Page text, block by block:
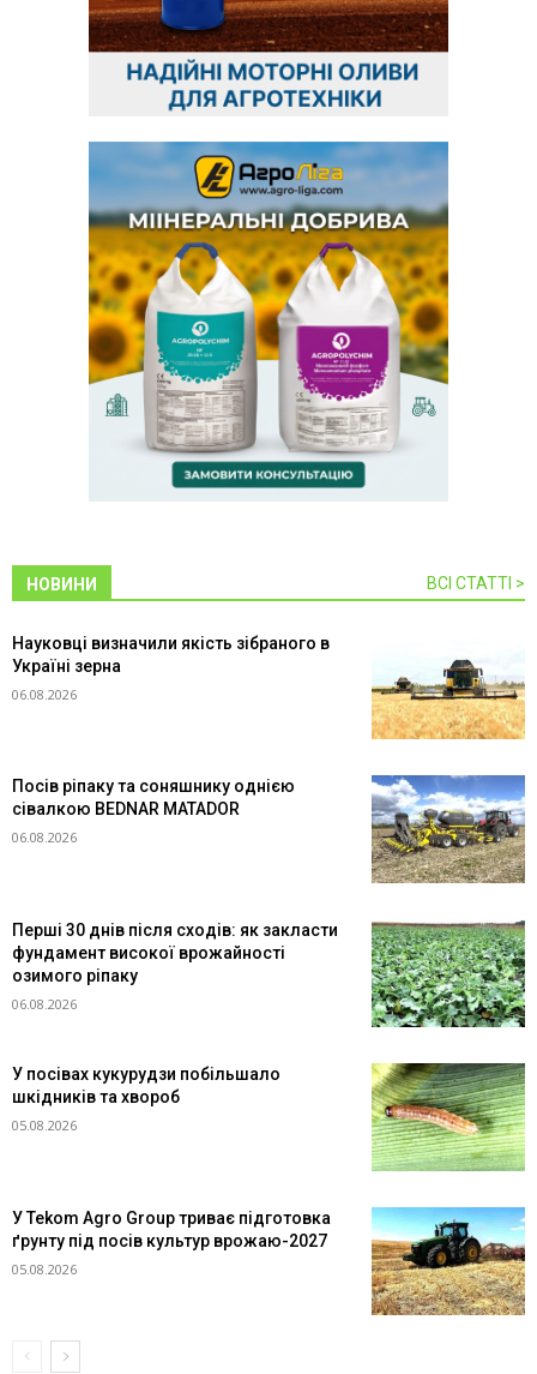
НОВИНИ ВСІ СТАТТІ >
Науковці визначили якість зібраного в
Україні зерна
06.08.2026
Посів ріпаку та соняшнику однією
сівалкою BEDNAR MATADOR
06.08.2026
Перші 30 днів після сходів: як закласти
фундамент високої врожайності
озимого ріпаку
06.08.2026
У посівах кукурудзи побільшало
шкідників та хвороб
05.08.2026
У Tekom Agro Group триває підготовка
ґрунту під посів культур врожаю-2027
05.08.2026